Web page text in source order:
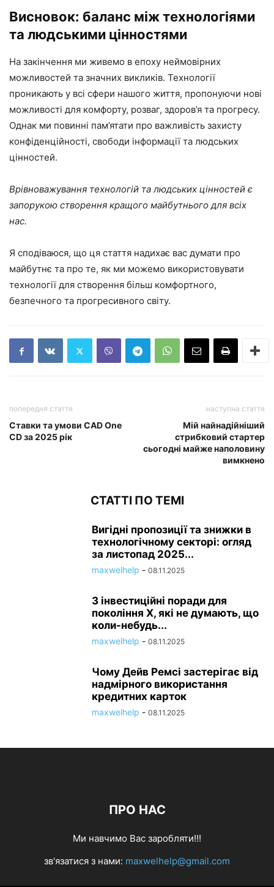
Висновок: баланс між технологіями
та людськими цінностями
На закінчення ми живемо в епоху неймовірних
можливостей та значних викликів. Технології
проникають у всі сфери нашого життя, пропонуючи нові
можливості для комфорту, розваг, здоров’я та прогресу.
Однак ми повинні пам’ятати про важливість захисту
конфіденційності, свободи інформації та людських
цінностей.
Врівноважування технологій та людських цінностей є
запорукою створення кращого майбутнього для всіх
нас.
Я сподіваюся, що ця стаття надихає вас думати про
майбутнє та про те, як ми можемо використовувати
технології для створення більш комфортного,
безпечного та прогресивного світу.
попередня стаття
Ставки та умови CAD One
CD за 2025 рік
наступна стаття
Мій найнадійніший
стрибковий стартер
сьогодні майже наполовину
вимкнено
СТАТТІ ПО ТЕМІ
Вигідні пропозиції та знижки в
технологічному секторі: огляд
за листопад 2025...
maxwelhelp - 08.11.2025
3 інвестиційні поради для
покоління X, які не думають, що
коли-небудь...
maxwelhelp - 08.11.2025
Чому Дейв Ремсі застерігає від
надмірного використання
кредитних карток
maxwelhelp - 08.11.2025
ПРО НАС
Ми навчимо Вас заробляти!!!
зв'язатися з нами: maxwelhelp@gmail.com